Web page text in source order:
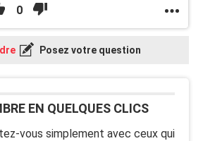
0
Posez votre question
EN QUELQUES CLICS
vous simplement avec ceux qui